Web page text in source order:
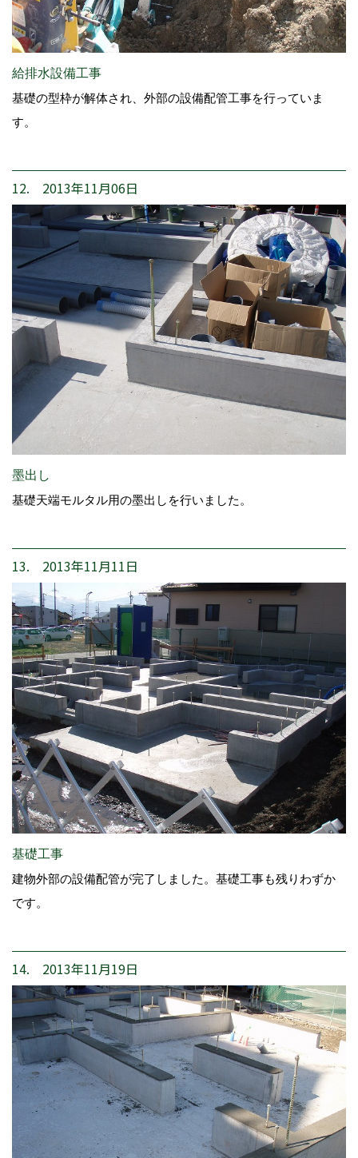
給排水設備工事
基礎の型枠が解体され、外部の設備配管工事を行っていま
す。
12. 2013年11月06日
墨出し
基礎天端モルタル用の墨出しを行いました。
13. 2013年11月11日
基礎工事
建物外部の設備配管が完了しました。基礎工事も残りわずか
です。
14. 2013年11月19日